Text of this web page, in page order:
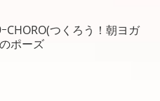
CHORO(つくろう！朝ヨガ
ポーズ